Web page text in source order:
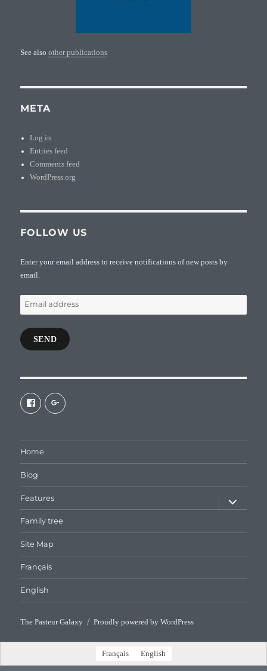
See alsoother publications
META
Log in
Entries feed
Comments feed
WordPress.org
FOLLOW US
Enter your email address to receive notifications of new posts by
email.
Email
address
SEND
View
galaxiepasteur’s
profile
View
112462204827863790232’s
Home
Blog
Features
expand
child
menu
Family tree
Site Map
Français
English
The Pasteur Galaxy Proudly powered by WordPress
Français English